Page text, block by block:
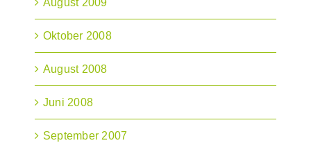
August 2009
Oktober 2008
August 2008
Juni 2008
September 2007